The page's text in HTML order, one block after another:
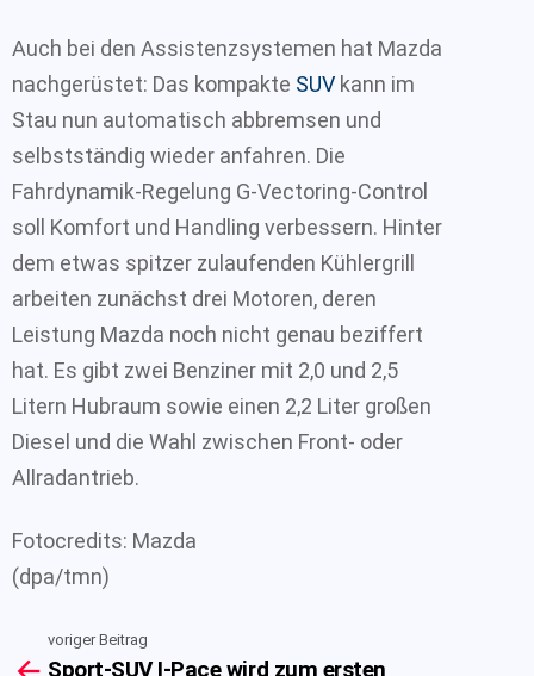
Auch bei den Assistenzsystemen hat Mazda
nachgerüstet: Das kompakte SUV kann im
Stau nun automatisch abbremsen und
selbstständig wieder anfahren. Die
Fahrdynamik-Regelung G-Vectoring-Control
soll Komfort und Handling verbessern. Hinter
dem etwas spitzer zulaufenden Kühlergrill
arbeiten zunächst drei Motoren, deren
Leistung Mazda noch nicht genau beziffert
hat. Es gibt zwei Benziner mit 2,0 und 2,5
Litern Hubraum sowie einen 2,2 Liter großen
Diesel und die Wahl zwischen Front- oder
Allradantrieb.
Fotocredits: Mazda
(dpa/tmn)
more
voriger Beitrag
Sport-SUV I-Pace wird zum ersten